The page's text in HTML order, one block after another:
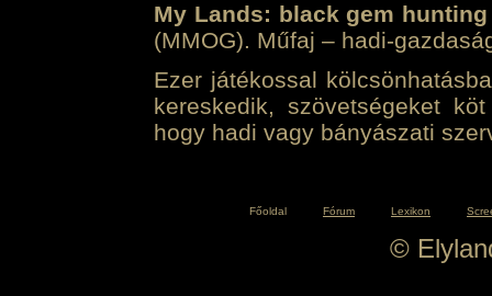
My Lands: black gem hunting
(MMOG). Műfaj – hadi-
Ezer játékossal
kereskedik, szövetségeket
hogy hadi vagy bányászati
Főoldal Fórum Lexikon
©